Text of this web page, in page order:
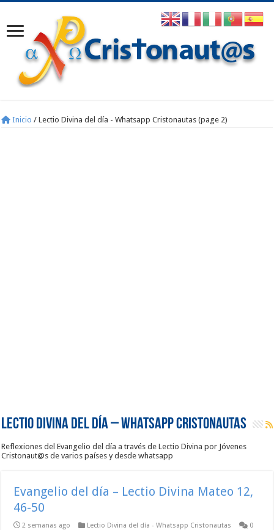
Inicio / Lectio Divina del día - Whatsapp Cristonautas (page 2)
Lectio Divina del día – Whatsapp Cristonautas
Reflexiones del Evangelio del día a través de Lectio Divina por Jóvenes
Cristonaut@s de varios países y desde whatsapp
Evangelio del día – Lectio Divina Mateo 12,
46-50
2 semanas ago Lectio Divina del día - Whatsapp Cristonautas 0